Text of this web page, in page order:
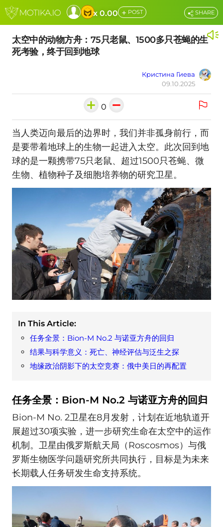
x 0.00 + POST
太空中的动物方舟：75只老鼠、1500多只苍蝇的生
死考验，终于回到地球
Кристина Гиева
09.10.2025
SHARE
0
当人类迈向最后的边界时，我们并非孤身前行，而
是要带着地球上的生物一起进入太空。此次回到地
球的是一颗携带75只老鼠、超过1500只苍蝇、微
生物、植物种子及细胞培养物的研究卫星。
In This Article:
任务全景：Bion-M No.2 与诺亚方舟的回归
结果与科学意义：死亡、神经评估与泛生之探
地缘政治阴影下的太空竞赛：俄中美日的再配置
任务全景：Bion-M No.2 与诺亚方舟的回归
Bion-M No. 2卫星在8月发射，计划在近地轨道开
展超过30项实验，进一步研究生命在太空中的运作
机制。卫星由俄罗斯航天局（Roscosmos）与俄
罗斯生物医学问题研究所共同执行，目标是为未来
长期载人任务研发生命支持系统。